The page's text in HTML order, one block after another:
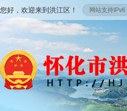
您好，欢迎来到洪江区！ 网站支持IPv6